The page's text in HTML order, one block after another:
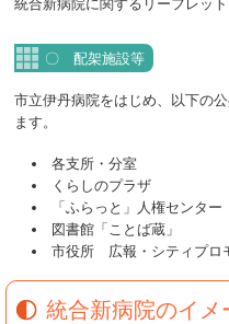
統合新病院に関するリーフレット
〇 配架施設等
市立伊丹病院をはじめ、以下の
ます。
各支所・分室
くらしのプラザ
「ふらっと」人権センター
図書館「ことば蔵」
市役所 広報・シティプロ
統合新病院のイメ